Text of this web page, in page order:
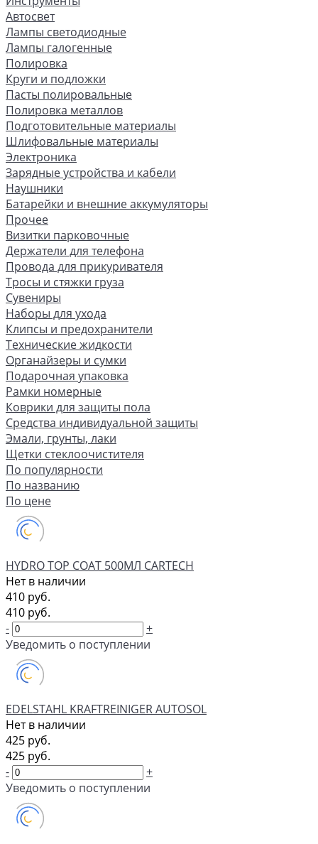
Автосвет
Лампы светодиодные
Лампы галогенные
Полировка
Круги и подложки
Пасты полировальные
Полировка металлов
Подготовительные материалы
Шлифовальные материалы
Электроника
Зарядные устройства и кабели
Наушники
Батарейки и внешние аккумуляторы
Прочее
Визитки парковочные
Держатели для телефона
Провода для прикуривателя
Тросы и стяжки груза
Сувениры
Наборы для ухода
Клипсы и предохранители
Технические жидкости
Органайзеры и сумки
Подарочная упаковка
Рамки номерные
Коврики для защиты пола
Средства индивидуальной защиты
Эмали, грунты, лаки
Щетки стеклоочистителя
По популярности
По названию
По цене
HYDRO TOP COAT 500МЛ CARTECH
Нет в наличии
410 руб.
410 руб.
-
+
Уведомить о поступлении
EDELSTAHL KRAFTREINIGER AUTOSOL
Нет в наличии
425 руб.
425 руб.
-
+
Уведомить о поступлении